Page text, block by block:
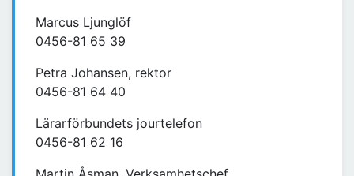
Marcus Ljunglöf
0456-81 65 39
Petra Johansen, rektor
0456-81 64 40
Lärarförbundets jourtelefon
0456-81 62 16